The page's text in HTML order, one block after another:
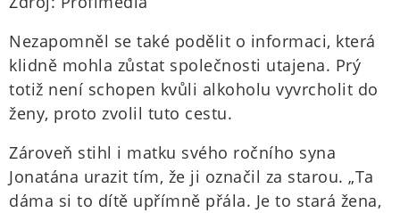
Nezapomněl se také podělit o informaci, která
klidně mohla zůstat společnosti utajena. Prý
totiž není schopen kvůli alkoholu vyvrcholit do
ženy, proto zvolil tuto cestu.
Zároveň stihl i matku svého ročního syna
Jonatána urazit tím, že ji označil za starou. „Ta
dáma si to dítě upřímně přála. Je to stará žena,